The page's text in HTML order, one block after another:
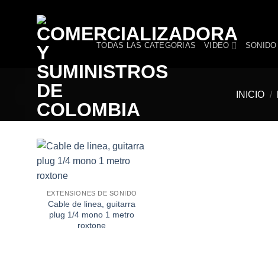
TODAS LAS CATEGORIAS VIDEO SONIDO
INICIO /
a la
lista de
EXTENSIONES DE SONIDO
Cable de linea, guitarra
plug 1/4 mono 1 metro
roxtone